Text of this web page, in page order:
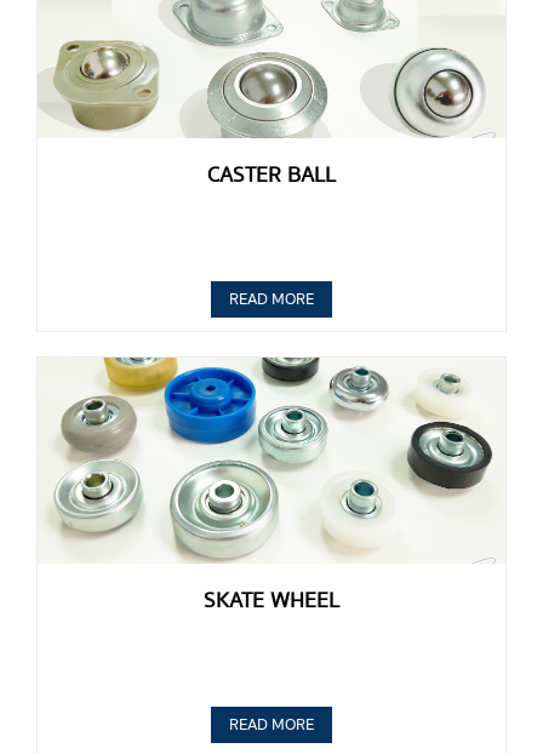
CASTER BALL
READ MORE
SKATE WHEEL
READ MORE